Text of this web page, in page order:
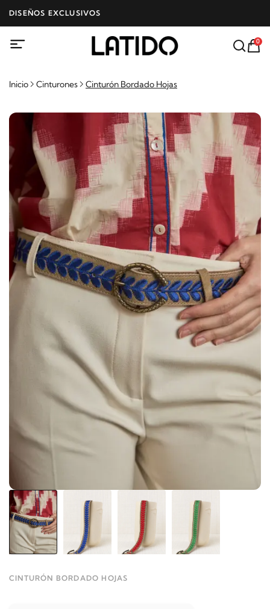
DISEÑOS EXCLUSIVOS
0
Inicio Cinturones Cinturón Bordado Hojas
CINTURÓN BORDADO HOJAS